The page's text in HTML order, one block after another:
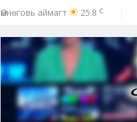
Өмнөговь аймагт 25.8 c